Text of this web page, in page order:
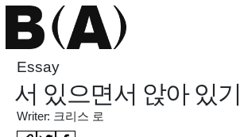
Essay
서 있으면서 앉아 있기
Writer: 크리스 로